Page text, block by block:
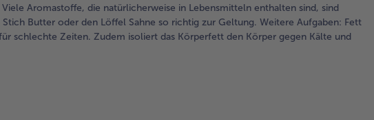
Aromastoffe, die natürlicherweise in Lebensmitteln enthalten sind, sind
Butter oder den Löffel Sahne so richtig zur Geltung. Weitere Aufgaben: Fett
schlechte Zeiten. Zudem isoliert das Körperfett den Körper gegen Kälte und